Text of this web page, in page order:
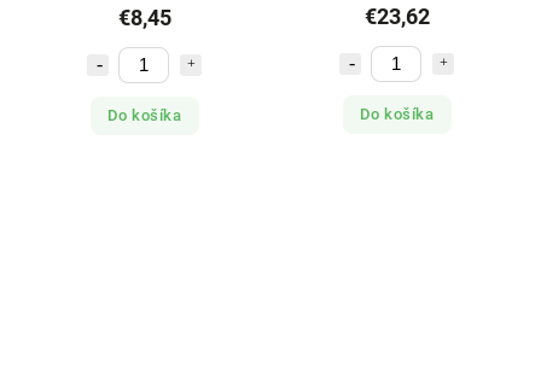
€8,45
Do košíka
€23,62
Do košíka